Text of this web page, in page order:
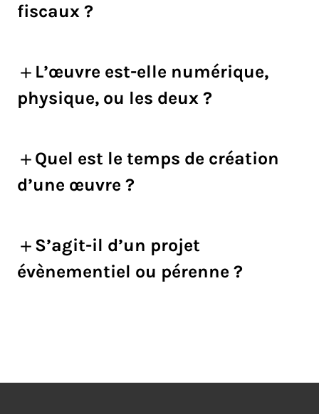
fiscaux ?
L’œuvre est-elle numérique,
physique, ou les deux ?
Quel est le temps de création
d’une œuvre ?
S’agit-il d’un projet
évènementiel ou pérenne ?